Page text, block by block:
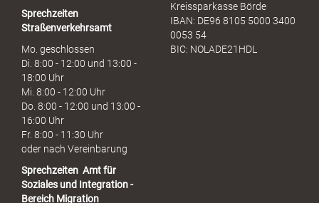
Sprechzeiten
Straßenverkehrsamt
Mo. geschlossen
Di. 8:00 - 12:00 und 13:00 -
18:00 Uhr
Mi. 8:00 - 12:00 Uhr
Do. 8:00 - 12:00 und 13:00 -
16:00 Uhr
Fr. 8:00 - 11:30 Uhr
oder nach Vereinbarung
Sprechzeiten Amt für
Soziales und Integration -
Bereich Migration
Kreissparkasse Börde
IBAN: DE96 8105 5000 3400
0053 54
BIC: NOLADE21HDL